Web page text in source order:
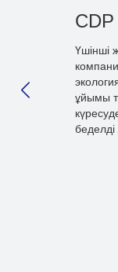
CDP
Үшінші
ұйымы
беделді
PREVIOUS